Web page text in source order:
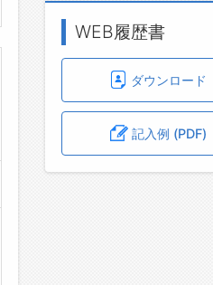
WEB履歴書
ダウンロード
記入例 (PDF)